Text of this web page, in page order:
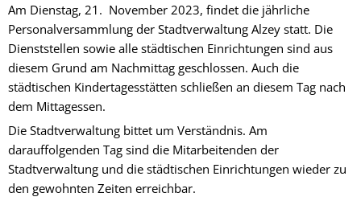
Am Dienstag, 21. November 2023, findet die jährliche
Personalversammlung der Stadtverwaltung Alzey statt. Die
Dienststellen sowie alle städtischen Einrichtungen sind aus
diesem Grund am Nachmittag geschlossen. Auch die
städtischen Kindertagesstätten schließen an diesem Tag nach
dem Mittagessen.
Die Stadtverwaltung bittet um Verständnis. Am
darauffolgenden Tag sind die Mitarbeitenden der
Stadtverwaltung und die städtischen Einrichtungen wieder zu
den gewohnten Zeiten erreichbar.